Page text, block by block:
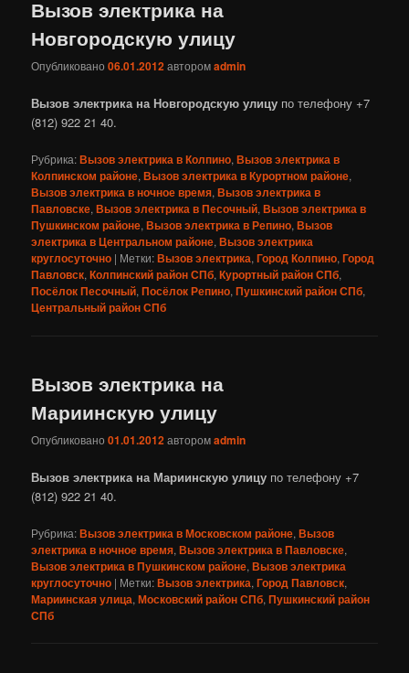
Вызов электрика на
Новгородскую улицу
Опубликовано06.01.2012авторомadmin
Вызов электрика на Новгородскую улицу по телефону +7
(812) 922 21 40.
Рубрика:Вызов электрика в Колпино,Вызов электрика в
Колпинском районе,Вызов электрика в Курортном районе,
Вызов электрика в ночное время,Вызов электрика в
Павловске,Вызов электрика в Песочный,Вызов электрика в
Пушкинском районе,Вызов электрика в Репино,Вызов
электрика в Центральном районе,Вызов электрика
круглосуточно | Метки:Вызов электрика,Город Колпино,Город
Павловск,Колпинский район СПб,Курортный район СПб,
Посёлок Песочный,Посёлок Репино,Пушкинский район СПб,
Центральный район СПб
Вызов электрика на
Мариинскую улицу
Опубликовано01.01.2012авторомadmin
Вызов электрика на Мариинскую улицу по телефону +7
(812) 922 21 40.
Рубрика:Вызов электрика в Московском районе,Вызов
электрика в ночное время,Вызов электрика в Павловске,
Вызов электрика в Пушкинском районе,Вызов электрика
круглосуточно | Метки:Вызов электрика,Город Павловск,
Мариинская улица,Московский район СПб,Пушкинский район
СПб